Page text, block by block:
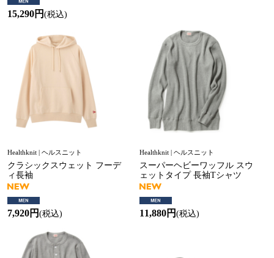
15,290円 (税込)
Healthknit | ヘルスニット
クラシックスウェット フーデ
ィ長袖
7,920円 (税込)
Healthknit | ヘルスニット
スーパーヘビーワッフル スウ
ェットタイプ 長袖Tシャツ
11,880円(税込)